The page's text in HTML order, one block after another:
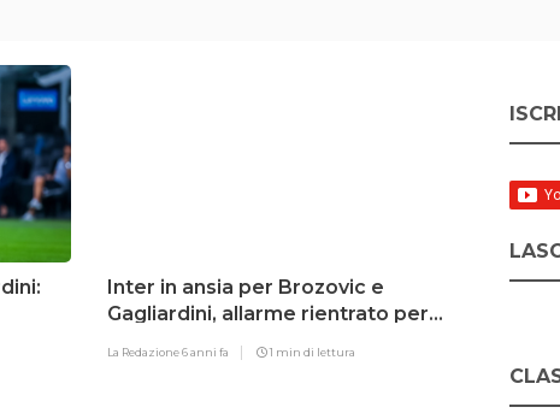
Inter in ansia per Brozovic e
Gagliardini, allarme rientrato per
La Redazione6 anni fa 1 min di lettura